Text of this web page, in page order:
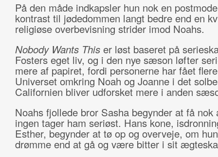
På den måde indkapsler hun nok en
kontrast til jødedommen langt bedre end en
religiøse overbevisning strider imod Noahs.
Nobody Wants This er løst baseret på
Fosters eget liv, og i den nye sæson løfter
mere af papiret, fordi personerne har fået
Universet omkring Noah og Joanne i det
Californien bliver udforsket mere i anden
Noahs fjollede bror Sasha begynder at få nok
ingen tager ham seriøst. Hans kone,
Esther, begynder at tø op og overveje, om
drømme end at gå og være bitter i sit